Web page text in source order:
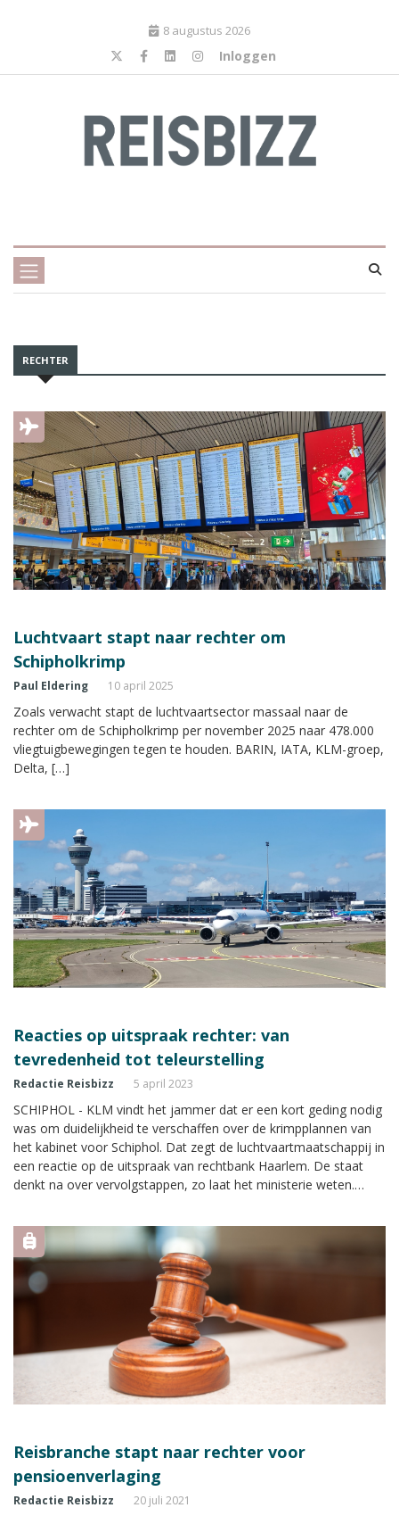
8 augustus 2026
Inloggen
RECHTER
Luchtvaart stapt naar rechter om
Schipholkrimp
Paul Eldering 10 april 2025
Zoals verwacht stapt de luchtvaartsector massaal naar de
rechter om de Schipholkrimp per november 2025 naar 478.000
vliegtuigbewegingen tegen te houden. BARIN, IATA, KLM-groep,
Delta, […]
Reacties op uitspraak rechter: van
tevredenheid tot teleurstelling
Redactie Reisbizz 5 april 2023
SCHIPHOL - KLM vindt het jammer dat er een kort geding nodig
was om duidelijkheid te verschaffen over de krimpplannen van
het kabinet voor Schiphol. Dat zegt de luchtvaartmaatschappij in
een reactie op de uitspraak van rechtbank Haarlem. De staat
denkt na over vervolgstappen, zo laat het ministerie weten.
teleurstelling.
Reisbranche stapt naar rechter voor
pensioenverlaging
Redactie Reisbizz 20 juli 2021